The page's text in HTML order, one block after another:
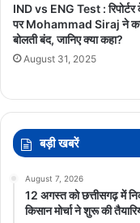
IND vs ENG Test :
पर Mohammad Siraj ने
बोलती बंद, जानिए क्या कहा?
August 31, 2025
बड़ी खबरें
August 7, 2026
12 अगस्त को छत्तीसगढ़ में
किसान मोर्चा ने शुरू की